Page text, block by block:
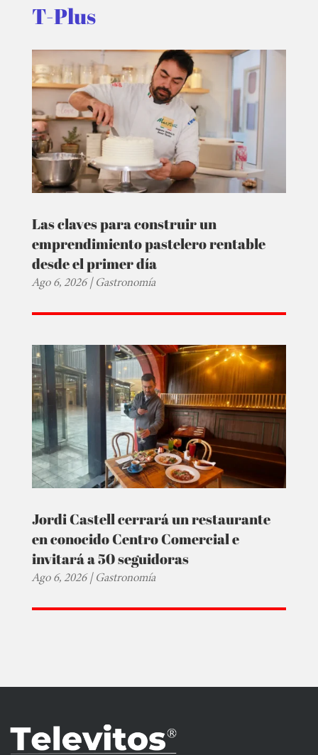
T-Plus
Las claves para construir un
emprendimiento pastelero rentable
desde el primer día
Ago 6, 2026|Gastronomía
Jordi Castell cerrará un restaurante
en conocido Centro Comercial e
invitará a 50 seguidoras
Ago 6, 2026|Gastronomía